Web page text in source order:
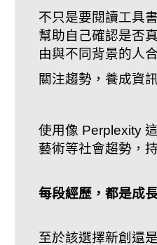
不只是要閱讀工具
幫助自己確認是否
由與不同背景的人
關注趨勢，養成資
使用像 Perplexity
藝術等社會趨勢，
每段經歷，都是成
至於該選擇新創還